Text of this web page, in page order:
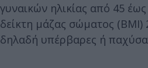
γυναικών ηλικίας από 45
δείκτη μάζας σώματος
δηλαδή υπέρβαρες ή